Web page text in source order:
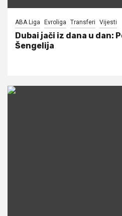
ABA Liga Evroliga Transferi Vijesti
Dubai jači iz dana u dan:
Šengelija